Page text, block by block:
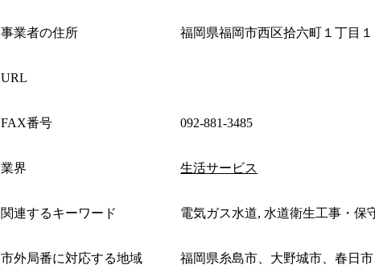
事業者の住所 福岡県福岡市西区拾六町１丁目１
URL
FAX番号 092-881-3485
業界 生活サービス
関連するキーワード 電気ガス水道, 水道衛生工事・保
市外局番に対応する地域
福岡県糸島市、大野城市、春日